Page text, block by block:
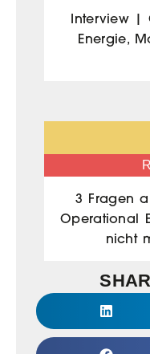
Interview |
Energie,
3 Fragen
Operational
nicht